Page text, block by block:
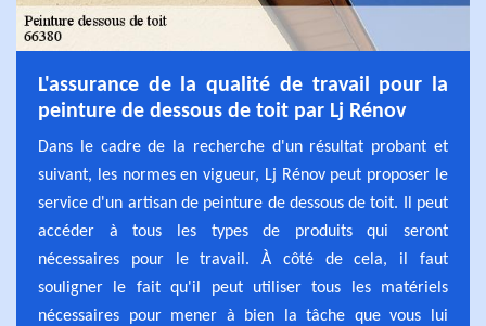
L'assurance de la qualité de travail pour la
peinture de dessous de toit par Lj Rénov
Dans le cadre de la recherche d'un résultat probant et
suivant, les normes en vigueur, Lj Rénov peut proposer le
service d'un artisan de peinture de dessous de toit. Il peut
accéder à tous les types de produits qui seront
nécessaires pour le travail. À côté de cela, il faut
souligner le fait qu'il peut utiliser tous les matériels
nécessaires pour mener à bien la tâche que vous lui